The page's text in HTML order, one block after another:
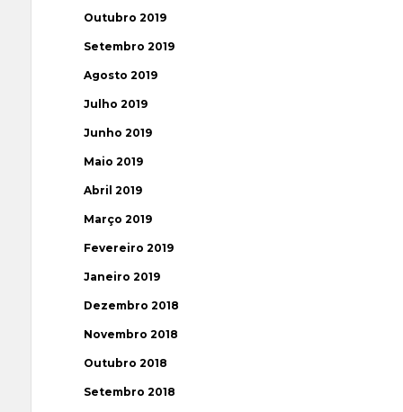
Outubro 2019
Setembro 2019
Agosto 2019
Julho 2019
Junho 2019
Maio 2019
Abril 2019
Março 2019
Fevereiro 2019
Janeiro 2019
Dezembro 2018
Novembro 2018
Outubro 2018
Setembro 2018